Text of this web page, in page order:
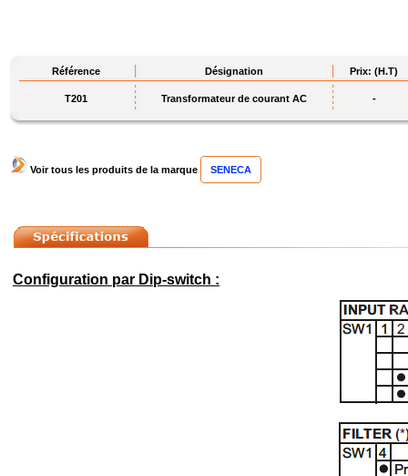
Référence Désignation Prix: (H.T)
T201 Transformateur de courant AC -
Voir tous les produits de la marque SENECA
Configuration par Dip-switch :